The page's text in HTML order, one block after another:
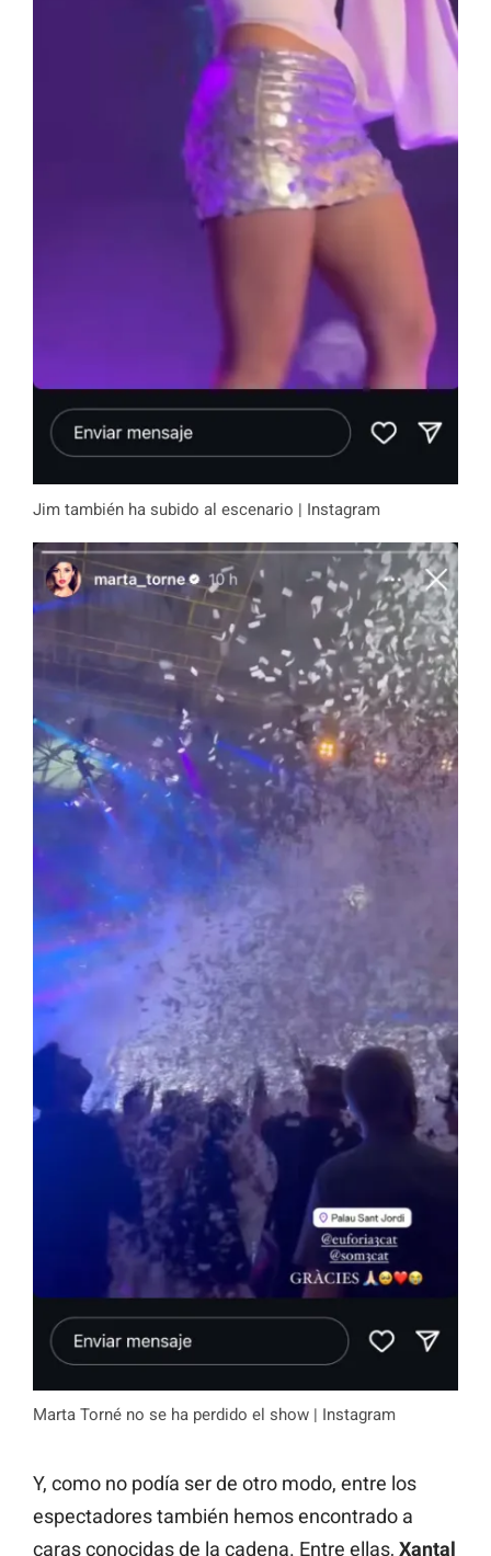
Jim también ha subido al escenario | Instagram
Marta Torné no se ha perdido el show | Instagram
Y, como no podía ser de otro modo, entre los
espectadores también hemos encontrado a
caras conocidas de la cadena. Entre ellas, Xantal